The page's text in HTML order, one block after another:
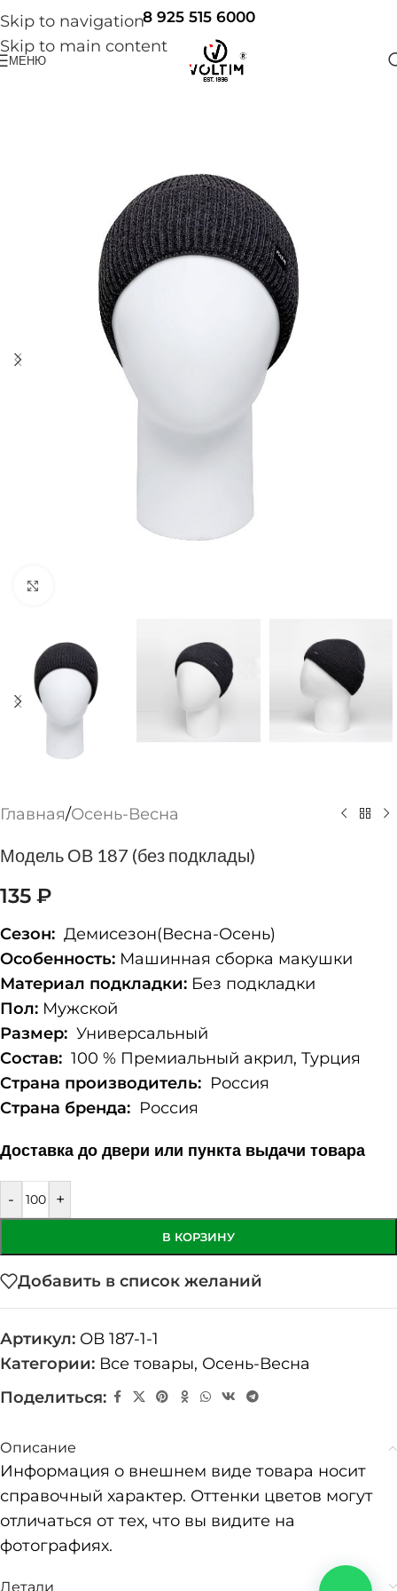
Skip to navigation
Skip to main content
8 925 515 6000
МЕНЮ
Главная/Осень-Весна
Модель ОВ 187 (без подклады)
135 ₽
Сезон: Демисезон(Весна-Осень)
Особенность: Машинная сборка макушки
Материал подкладки: Без подкладки
Пол: Мужской
Размер: Универсальный
Состав: 100 % Премиальный акрил, Турция
Страна производитель: Россия
Страна бренда: Россия
Доставка до двери или пункта выдачи товара
- +
В КОРЗИНУ
Добавить в список желаний
Артикул: ОВ 187-1-1
Категории: Все товары, Осень-Весна
Поделиться:
Описание
Информация о внешнем виде товара носит
справочный характер. Оттенки цветов могут
отличаться от тех, что вы видите на
фотографиях.
Детали